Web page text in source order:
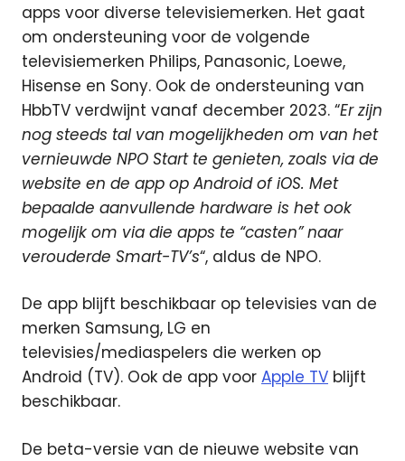
apps voor diverse televisiemerken. Het gaat
om ondersteuning voor de volgende
televisiemerken Philips, Panasonic, Loewe,
Hisense en Sony. Ook de ondersteuning van
HbbTV verdwijnt vanaf december 2023. “Er zijn
nog steeds tal van mogelijkheden om van het
vernieuwde NPO Start te genieten, zoals via de
website en de app op Android of iOS. Met
bepaalde aanvullende hardware is het ook
mogelijk om via die apps te “casten” naar
verouderde Smart-TV’s“, aldus de NPO.
De app blijft beschikbaar op televisies van de
merken Samsung, LG en
televisies/mediaspelers die werken op
Android (TV). Ook de app voor Apple TV blijft
beschikbaar.
De beta-versie van de nieuwe website van